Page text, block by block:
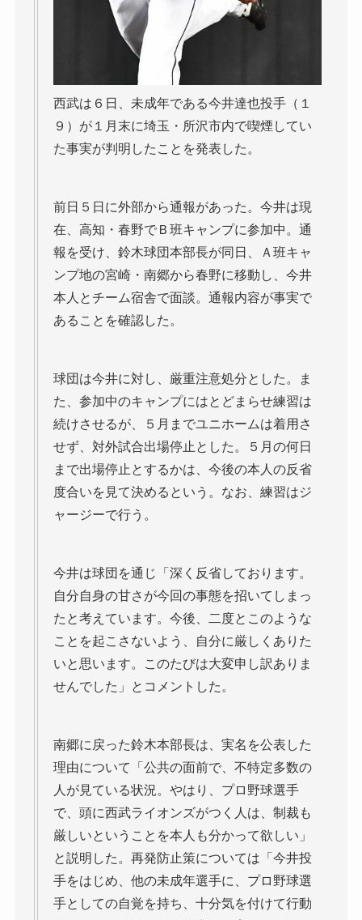
西武は６日、未成年である今井達也投手（１
９）が１月末に埼玉・所沢市内で喫煙してい
た事実が判明したことを発表した。
前日５日に外部から通報があった。今井は現
在、高知・春野でＢ班キャンプに参加中。通
報を受け、鈴木球団本部長が同日、Ａ班キャ
ンプ地の宮崎・南郷から春野に移動し、今井
本人とチーム宿舎で面談。通報内容が事実で
あることを確認した。
球団は今井に対し、厳重注意処分とした。ま
た、参加中のキャンプにはとどまらせ練習は
続けさせるが、５月までユニホームは着用さ
せず、対外試合出場停止とした。５月の何日
まで出場停止とするかは、今後の本人の反省
度合いを見て決めるという。なお、練習はジ
ャージーで行う。
今井は球団を通じ「深く反省しております。
自分自身の甘さが今回の事態を招いてしまっ
たと考えています。今後、二度とこのような
ことを起こさないよう、自分に厳しくありた
いと思います。このたびは大変申し訳ありま
せんでした」とコメントした。
南郷に戻った鈴木本部長は、実名を公表した
理由について「公共の面前で、不特定多数の
人が見ている状況。やはり、プロ野球選手
で、頭に西武ライオンズがつく人は、制裁も
厳しいということを本人も分かって欲しい」
と説明した。再発防止策については「今井投
手をはじめ、他の未成年選手に、プロ野球選
手としての自覚を持ち、十分気を付けて行動